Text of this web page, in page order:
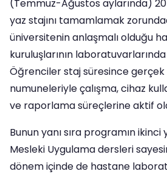
(Temmuz-Ağustos aylarında)
yaz stajını tamamlamak
üniversitenin anlaşmalı olduğu
kuruluşlarının
Öğrenciler staj süresince
numuneleriyle çalışma, cihaz
ve raporlama süreçlerine aktif
Bunun yanı sıra programın ikinci
Mesleki Uygulama dersleri
dönem içinde de hastane